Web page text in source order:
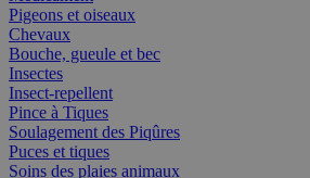
Pigeons et oiseaux
Chevaux
Bouche, gueule et bec
Insectes
Insect-repellent
Pince à Tiques
Soulagement des Piqûres
Puces et tiques
Soins des plaies animaux